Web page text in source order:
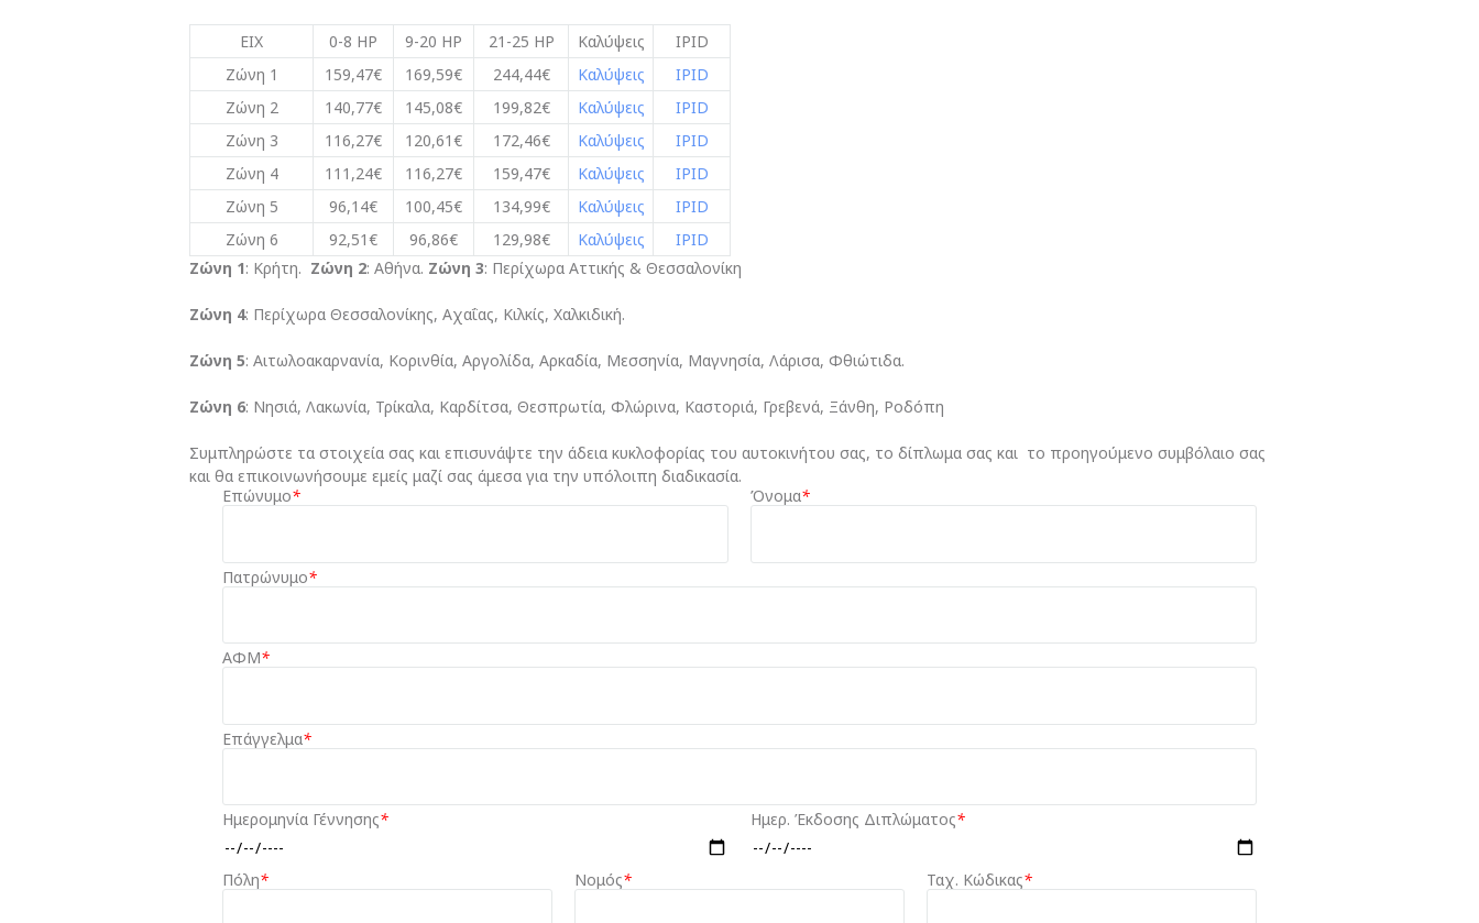
ΕΙΧ 0-8 HP 9-20 HP 21-25 HP Καλύψεις
IPID
Ζώνη 1
159,47€ 169,59€ 244,44€ Καλύψεις
IPID
Ζώνη 2
140,77€ 145,08€ 199,82€ Καλύψεις
IPID
Ζώνη 3
116,27€ 120,61€ 172,46€ Καλύψεις
IPID
Ζώνη 4
111,24€ 116,27€ 159,47€ Καλύψεις
IPID
Ζώνη 5
96,14€ 100,45€ 134,99€ Καλύψεις
IPID
Ζώνη 6
92,51€ 96,86€ 129,98€ Καλύψεις
IPID
Ζώνη 1: Κρήτη. Ζώνη 2: Αθήνα. Ζώνη 3: Περίχωρα Αττικής & Θεσσαλονίκη
Ζώνη 4: Περίχωρα Θεσσαλονίκης, Αχαΐας, Κιλκίς, Χαλκιδική.
Ζώνη 5: Αιτωλοακαρνανία, Κορινθία, Αργολίδα, Αρκαδία, Μεσσηνία, Μαγνησία, Λάρισα, Φθιώτιδα.
Ζώνη 6: Νησιά, Λακωνία, Τρίκαλα, Καρδίτσα, Θεσπρωτία, Φλώρινα, Καστοριά, Γρεβενά, Ξάνθη, Ροδόπη
Συμπληρώστε τα στοιχεία σας και επισυνάψτε την άδεια κυκλοφορίας του αυτοκινήτου σας, το δίπλωμα σας και το προηγούμενο συμβόλαιο σας
και θα επικοινωνήσουμε εμείς μαζί σας άμεσα για την υπόλοιπη διαδικασία.
Επώνυμο* Όνομα*
Πατρώνυμο*
ΑΦΜ*
Επάγγελμα*
Ημερομηνία Γέννησης* Ημερ. Έκδοσης Διπλώματος*
Πόλη* Νομός* Ταχ. Κώδικας*